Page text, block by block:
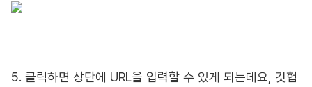
5. 클릭하면 상단에 URL을 입력할 수 있게 되는데요, 깃헙